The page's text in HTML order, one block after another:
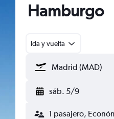
Hamburgo
Ida y vuelta
sáb. 5/9
1 pasajero,